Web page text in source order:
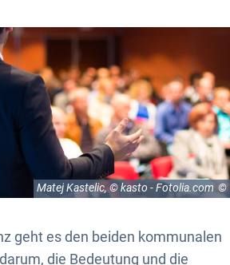
Matej Kastelic, © kasto - Fotolia.com
geht es den beiden kommunalen
die Bedeutung und die